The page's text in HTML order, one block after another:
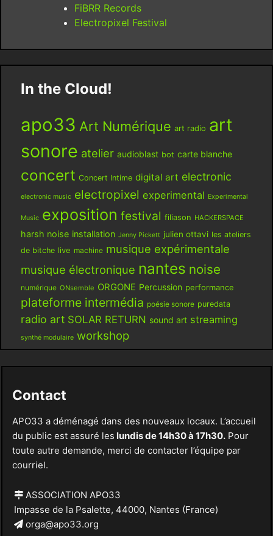
FiBRR Records
Electropixel Festival
In the Cloud!
apo33 Art Numérique art radio art
sonore atelier audioblast bot carte blanche
concert Concert Intime digital art electronic
electronic music electropixel experimental Experimental
Music exposition festival filiason HACKERSPACE
harsh noise installation Jenny Pickett julien ottavi les ateliers
de bitche live machine musique expérimentale
musique électronique nantes noise
numérique ONsemble ORGONE Percussion performance
plateforme intermédia poésie sonore puredata
radio art SOLAR RETURN sound art streaming
synthé modulaire workshop
Contact
APO33 a déménagé dans des nouveaux locaux. L’accueil
du public est assuré les lundis de 14h30 à 17h30.Pour
toute autre demande, merci de contacter l’équipe par
courriel.
ASSOCIATION APO33
Impasse de la Psalette, 44000, Nantes (France)
orga@apo33.org